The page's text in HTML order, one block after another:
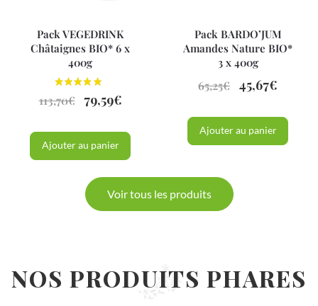
Pack VEGEDRINK
Châtaignes BIO* 6 x
400g
113,70€ 79,59€
Ajouter au panier
Pack BARDO’JUM
Amandes Nature BIO*
3 x 400g
65,25€ 45,67€
Ajouter au panier
Voir tous les produits
NOS PRODUITS PHARES